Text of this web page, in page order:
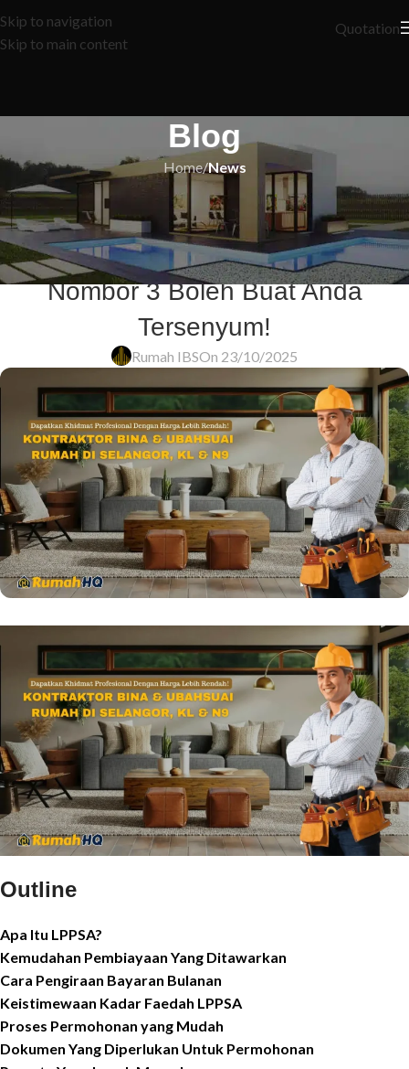
Skip to navigation
Skip to main content
Quotation
Blog
Home/News
NEWS
5 Rahsia Bayaran Bulanan LPPSA
yang Tak Ramai Orang Tahu –
Nombor 3 Boleh Buat Anda
Tersenyum!
Rumah IBSOn 23/10/2025
Outline
Apa Itu LPPSA?
Kemudahan Pembiayaan Yang Ditawarkan
Cara Pengiraan Bayaran Bulanan
Keistimewaan Kadar Faedah LPPSA
Proses Permohonan yang Mudah
Dokumen Yang Diperlukan Untuk Permohonan